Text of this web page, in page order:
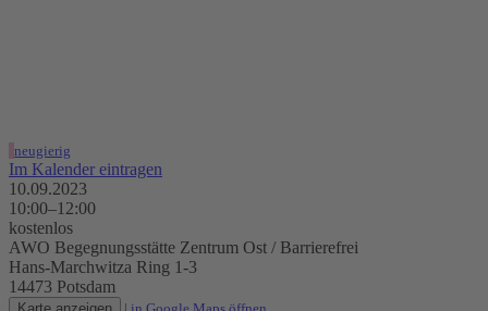
neugierig
Im Kalender eintragen
10.09.2023
10:00–12:00
kostenlos
AWO Begegnungsstätte Zentrum Ost / Barrierefrei
Hans-Marchwitza Ring 1-3
14473 Potsdam